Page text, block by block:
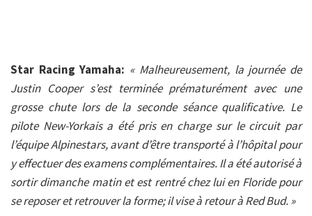
Star Racing Yamaha: « Malheureusement, la journée de
Justin Cooper s’est terminée prématurément avec une
grosse chute lors de la seconde séance qualificative. Le
pilote New-Yorkais a été pris en charge sur le circuit par
l’équipe Alpinestars, avant d’être transporté à l’hôpital pour
y effectuer des examens complémentaires. Il a été autorisé à
sortir dimanche matin et est rentré chez lui en Floride pour
se reposer et retrouver la forme; il vise à retour à Red Bud. »